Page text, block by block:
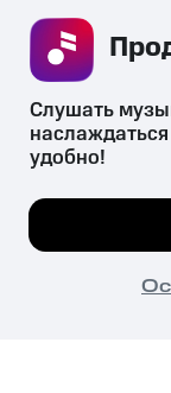
психотропных
их незаконный
© 2026 ООО
Все права
Мы
Слушать
удобно!